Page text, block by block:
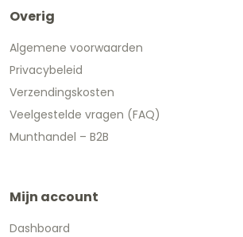
Overig
Algemene voorwaarden
Privacybeleid
Verzendingskosten
Veelgestelde vragen (FAQ)
Munthandel – B2B
Mijn account
Dashboard